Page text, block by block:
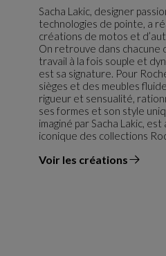
Sacha Lakic, designer
technologies de pointe, a
créations de motos et
On retrouve dans chacune
travail à la fois souple et
est sa signature. Pour
sièges et des meubles
rigueur et sensualité,
ses formes et son style
imaginé par Sacha Lakic,
iconique des collections
Voir les créations
du designer